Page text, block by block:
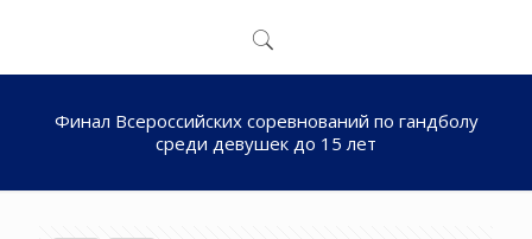
Финал Всероссийских соревнований по гандболу
среди девушек до 15 лет